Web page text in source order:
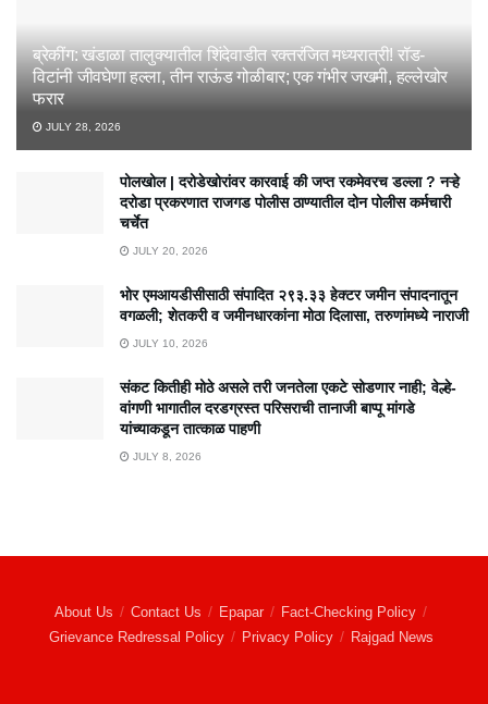
ब्रेकींग: खंडाळा तालुक्यातील शिंदेवाडीत रक्तरंजित मध्यरात्री! रॉड-
विटांनी जीवघेणा हल्ला, तीन राऊंड गोळीबार; एक गंभीर जखमी, हल्लेखोर
फरार
JULY 28, 2026
पोलखोल | दरोडेखोरांवर कारवाई की जप्त रकमेवरच डल्ला ? नऱ्हे
दरोडा प्रकरणात राजगड पोलीस ठाण्यातील दोन पोलीस कर्मचारी
चर्चेत
JULY 20, 2026
भोर एमआयडीसीसाठी संपादित २९३.३३ हेक्टर जमीन संपादनातून
वगळली; शेतकरी व जमीनधारकांना मोठा दिलासा, तरुणांमध्ये नाराजी
JULY 10, 2026
संकट कितीही मोठे असले तरी जनतेला एकटे सोडणार नाही; वेल्हे-
वांगणी भागातील दरडग्रस्त परिसराची तानाजी बाप्पू मांगडे
यांच्याकडून तात्काळ पाहणी
JULY 8, 2026
About Us Contact Us Epapar
Fact-Checking Policy
Grievance Redressal Policy
Privacy Policy Rajgad News